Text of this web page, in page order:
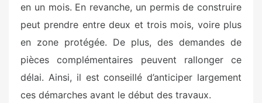
en un mois. En revanche, un permis de construire
peut prendre entre deux et trois mois, voire plus
en zone protégée. De plus, des demandes de
pièces complémentaires peuvent rallonger ce
délai. Ainsi, il est conseillé d’anticiper largement
ces démarches avant le début des travaux.